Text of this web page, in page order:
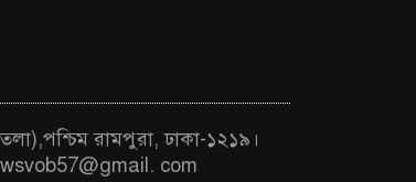
রামপুরা, ঢাকা-১২১৯।
com